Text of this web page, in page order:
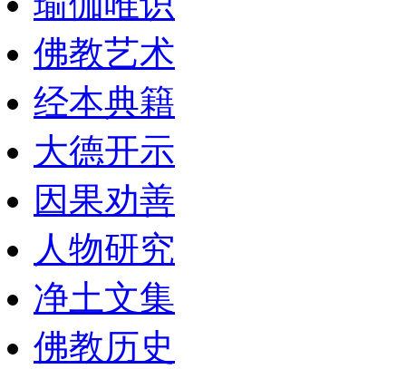
佛教艺术
经本典籍
大德开示
因果劝善
人物研究
净土文集
佛教历史